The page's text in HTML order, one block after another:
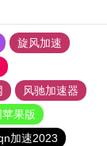
旋风加速
风驰加速器
果版
加速2023